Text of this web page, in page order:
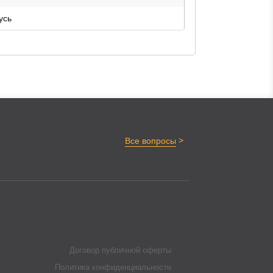
Все вопросы >
Договор публичной оферты
Политика конфиденциальности